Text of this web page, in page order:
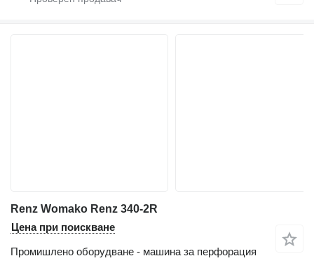
Renz Womako Renz 340-2R
Цена при поискване
Промишлено оборудване - машина за перфорация